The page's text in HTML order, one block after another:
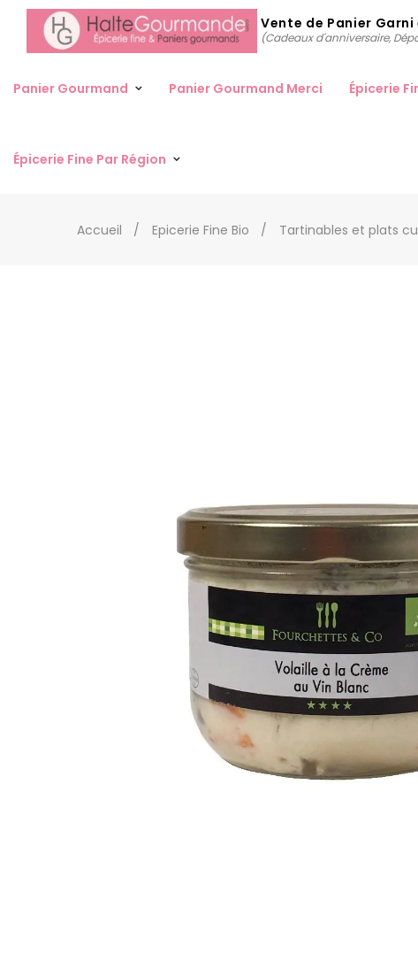
Vente de Panier
(Cadeaux d'anniversaire,
Panier Gourmand Panier Gourmand Merci Épicerie
Épicerie Fine Par Région
Accueil Epicerie Fine Bio Tartinables et plats